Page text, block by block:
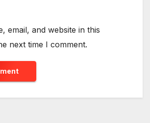
email, and website in this
next time I comment.